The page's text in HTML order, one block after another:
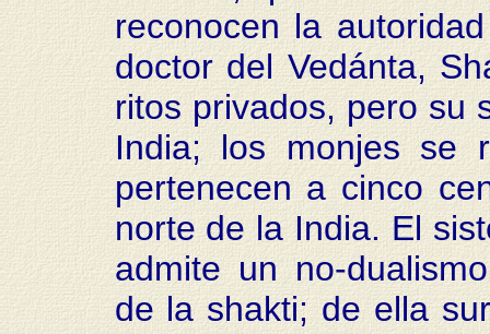
reconocen la
doctor del Vedánta,
ritos privados, pero su
India; los monjes se
pertenecen a cinco
norte de la India. El
admite un no-
de la shakti; de ella